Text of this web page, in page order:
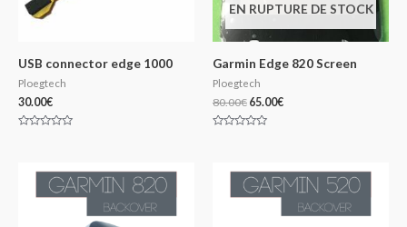
USB connector edge 1000
Ploegtech
30.00€
EN RUPTURE DE STOCK
Garmin Edge 820 Screen
Ploegtech
80.00€ 65.00€